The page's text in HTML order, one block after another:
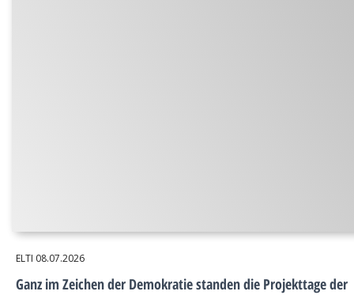
ELTI 08.07.2026
Ganz im Zeichen der Demokratie standen die Projekttage der